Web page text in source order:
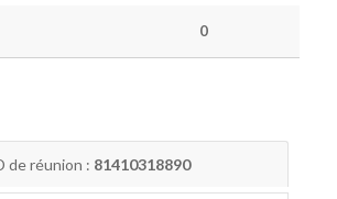
0
de réunion : 81410318890